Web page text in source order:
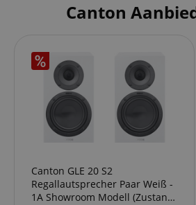
Canton
Canton GLE 20 S2
Regallautsprecher Paar Weiß -
1A Showroom Modell (Zustand: